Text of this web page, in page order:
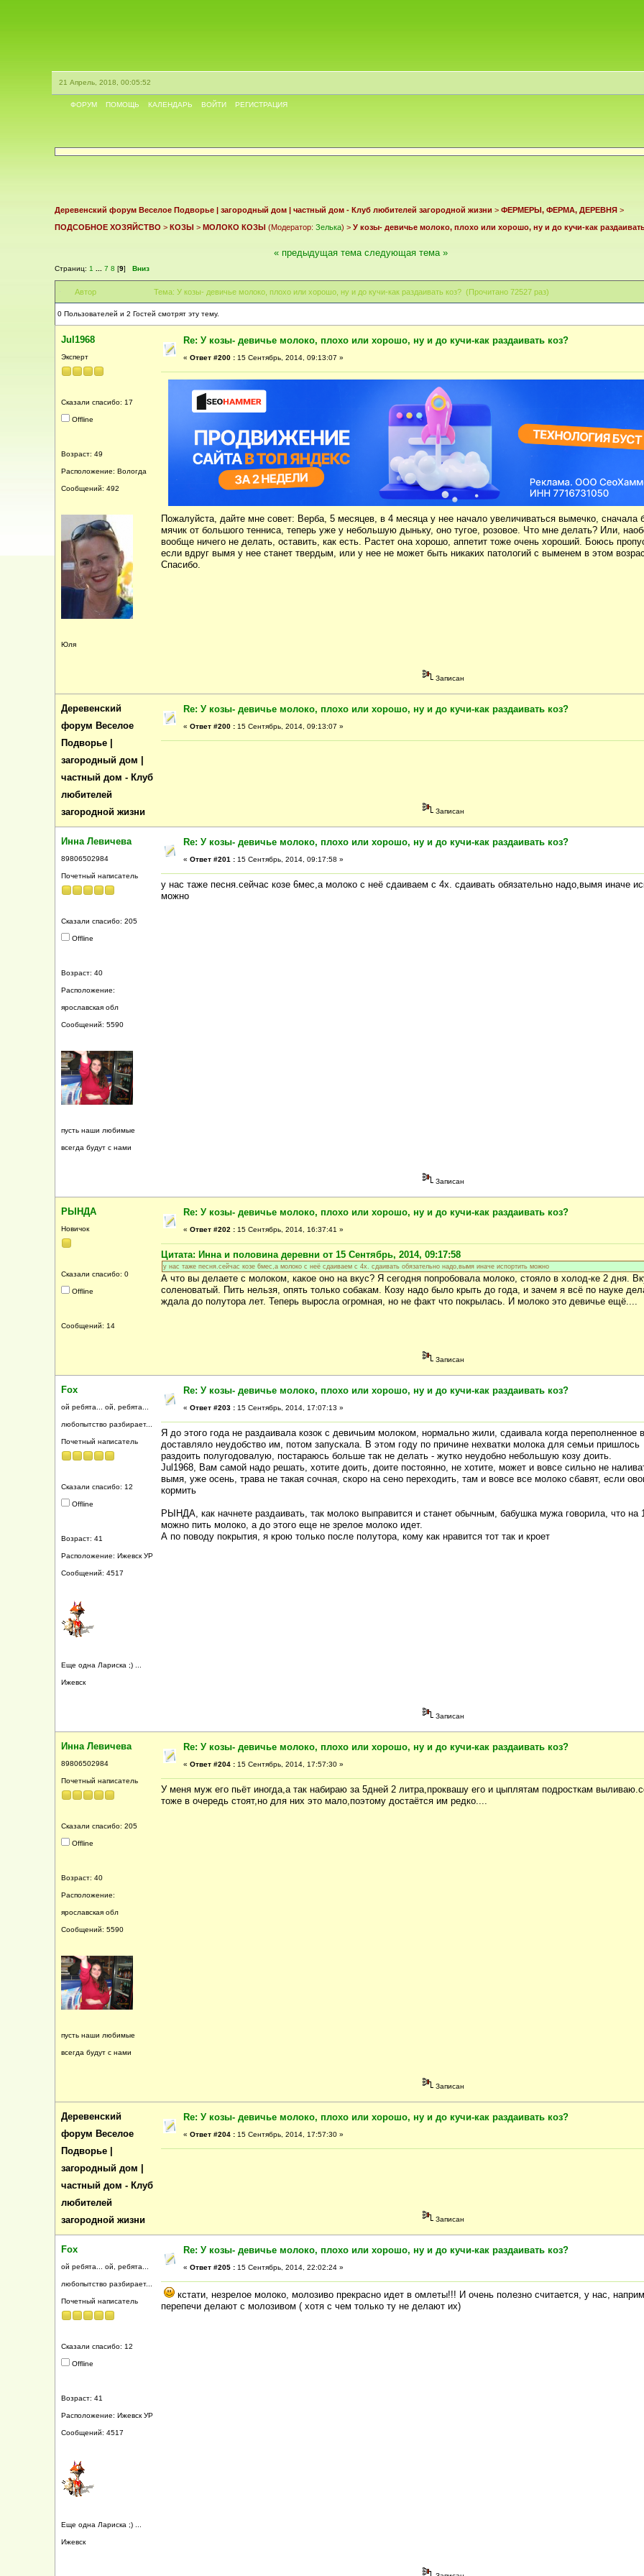
21 Апрель, 2018, 00:05:52
ФОРУМ ПОМОЩЬ КАЛЕНДАРЬ ВОЙТИ РЕГИСТРАЦИЯ
Деревенский форум Веселое Подворье | загородный дом | частный дом - Клуб любителей загородной жизни > ФЕРМЕРЫ, ФЕРМА, ДЕРЕВНЯ >
ПОДСОБНОЕ ХОЗЯЙСТВО > КОЗЫ > МОЛОКО КОЗЫ (Модератор: Зелька) > У козы- девичье молоко, плохо или хорошо, ну и до кучи-как
Страниц: 1 7 8 [9] Вниз
« предыдущая тема следующая тема »
Автор Тема: У козы- девичье молоко, плохо или хорошо, ну и до кучи-как раздаивать коз? (Прочитано 72527 раз)
0 Пользователей и 2 Гостей смотрят эту тему.
Jul1968
Эксперт
Сказали спасибо: 17
Offline
Возраст: 49
Расположение: Вологда
Сообщений: 492
Юля
Re: У козы- девичье молоко, плохо или хорошо, ну и до кучи-как раздаивать коз?
« Ответ #200 : 15 Сентябрь, 2014, 09:13:07 »
Пожалуйста, дайте мне совет: Верба, 5 месяцев, в 4 месяца у нее начало увеличиваться вымечко, сначала
мячик от большого тенниса, теперь уже у небольшую дыньку, оно тугое, розовое. Что мне делать? Или,
вообще ничего не делать, оставить, как есть. Растет она хорошо, аппетит тоже очень хороший. Боюсь
если вдруг вымя у нее станет твердым, или у нее не может быть никаких патологий с выменем в этом
Спасибо.
Записан
Деревенский
форум Веселое
Подворье |
загородный дом |
частный дом - Клуб
любителей
загородной жизни
Re: У козы- девичье молоко, плохо или хорошо, ну и до кучи-как раздаивать коз?
« Ответ #200 : 15 Сентябрь, 2014, 09:13:07 »
Записан
Инна Левичева
89806502984
Почетный написатель
Сказали спасибо: 205
Offline
Возраст: 40
Расположение:
ярославская обл
Сообщений: 5590
пусть наши любимые
всегда будут с нами
Re: У козы- девичье молоко, плохо или хорошо, ну и до кучи-как раздаивать коз?
« Ответ #201 : 15 Сентябрь, 2014, 09:17:58 »
у нас таже песня.сейчас козе 6мес,а молоко с неё сдаиваем с 4х. сдаивать обязательно надо,вымя иначе
можно
Записан
РЫНДА
Новичок
Сказали спасибо: 0
Offline
Сообщений: 14
Re: У козы- девичье молоко, плохо или хорошо, ну и до кучи-как раздаивать коз?
« Ответ #202 : 15 Сентябрь, 2014, 16:37:41 »
Цитата: Инна и половина деревни от 15 Сентябрь, 2014, 09:17:58
у нас таже песня.сейчас козе 6мес,а молоко с неё сдаиваем с 4х. сдаивать обязательно надо,вымя иначе испортить можно
А что вы делаете с молоком, какое оно на вкус? Я сегодня попробовала молоко, стояло в холод-ке 2 дня.
соленоватый. Пить нельзя, опять только собакам. Козу надо было крыть до года, и зачем я всё по науке
ждала до полутора лет. Теперь выросла огромная, но не факт что покрылась. И молоко это девичье ещё....
Записан
Fox
ой ребята... ой, ребята...
любопытство разбирает...
Почетный написатель
Сказали спасибо: 12
Offline
Возраст: 41
Расположение: Ижевск УР
Сообщений: 4517
Еще одна Лариска ;) ...
Ижевск
Re: У козы- девичье молоко, плохо или хорошо, ну и до кучи-как раздаивать коз?
« Ответ #203 : 15 Сентябрь, 2014, 17:07:13 »
Я до этого года не раздаивала козок с девичьим молоком, нормально жили, сдаивала когда переполненное
доставляло неудобство им, потом запускала. В этом году по причине нехватки молока для семьи пришлось
раздоить полугодовалую, постараюсь больше так не делать - жутко неудобно небольшую козу доить.
Jul1968, Вам самой надо решать, хотите доить, доите постоянно, не хотите, может и вовсе сильно не
вымя, уже осень, трава не такая сочная, скоро на сено переходить, там и вовсе все молоко сбавят, если
кормить
РЫНДА, как начнете раздаивать, так молоко выправится и станет обычным, бабушка мужа говорила, что на
можно пить молоко, а до этого еще не зрелое молоко идет.
А по поводу покрытия, я крою только после полутора, кому как нравится тот так и кроет
Записан
Инна Левичева
89806502984
Почетный написатель
Сказали спасибо: 205
Offline
Возраст: 40
Расположение:
ярославская обл
Сообщений: 5590
пусть наши любимые
всегда будут с нами
Re: У козы- девичье молоко, плохо или хорошо, ну и до кучи-как раздаивать коз?
« Ответ #204 : 15 Сентябрь, 2014, 17:57:30 »
У меня муж его пьёт иногда,а так набираю за 5дней 2 литра,проквашу его и цыплятам подросткам
тоже в очередь стоят,но для них это мало,поэтому достаётся им редко....
Записан
Деревенский
форум Веселое
Подворье |
загородный дом |
частный дом - Клуб
любителей
загородной жизни
Re: У козы- девичье молоко, плохо или хорошо, ну и до кучи-как раздаивать коз?
« Ответ #204 : 15 Сентябрь, 2014, 17:57:30 »
Записан
Fox
ой ребята... ой, ребята...
любопытство разбирает...
Почетный написатель
Сказали спасибо: 12
Offline
Возраст: 41
Расположение: Ижевск УР
Сообщений: 4517
Еще одна Лариска ;) ...
Ижевск
Re: У козы- девичье молоко, плохо или хорошо, ну и до кучи-как раздаивать коз?
« Ответ #205 : 15 Сентябрь, 2014, 22:02:24 »
кстати, незрелое молоко, молозиво прекрасно идет в омлеты!!! И очень полезно считается, у нас,
перепечи делают с молозивом ( хотя с чем только ту не делают их)